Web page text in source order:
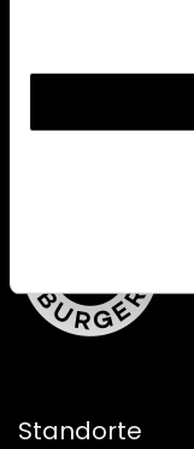
Standorte